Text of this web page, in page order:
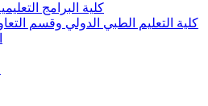
كلية البرامج
كلية التعليم الطبي الدولي وقسم